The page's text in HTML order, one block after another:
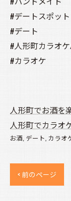
#デートスポット
#デート
#人形町カラオ
#カラオケ
人形町でお酒を
人形町でカラオ
お酒 デート カラオ
< 前のページ